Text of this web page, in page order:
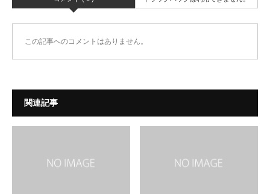
この記事へのコメントはありません。
関連記事